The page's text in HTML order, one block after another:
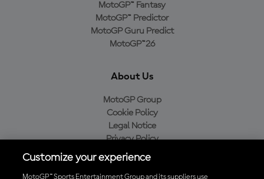
MotoGP™ Fantasy
MotoGP™ Predictor
MotoGP Guru Predict
MotoGP™26
About Us
MotoGP Group
Cookie Policy
Legal Notice
Privacy Policy
Purchase Policy
Customize your experience
MotoGP™ Sports Entertainment Group and its suppliers use